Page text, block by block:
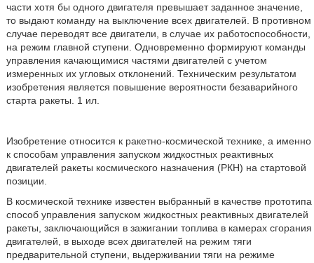
части хотя бы одного двигателя превышает заданное значение,
то выдают команду на выключение всех двигателей. В противном
случае переводят все двигатели, в случае их работоспособности,
на режим главной ступени. Одновременно формируют команды
управления качающимися частями двигателей с учетом
измеренных их угловых отклонений. Техническим результатом
изобретения является повышение вероятности безаварийного
старта ракеты. 1 ил.
Изобретение относится к ракетно-космической технике, а именно
к способам управления запуском жидкостных реактивных
двигателей ракеты космического назначения (РКН) на стартовой
позиции.
В космической технике известен выбранный в качестве прототипа
способ управления запуском жидкостных реактивных двигателей
ракеты, заключающийся в зажигании топлива в камерах сгорания
двигателей, в выходе всех двигателей на режим тяги
предварительной ступени, выдерживании тяги на режиме